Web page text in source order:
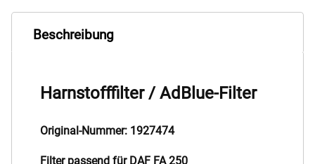
Beschreibung
Harnstofffilter / AdBlue-Filter
Original-Nummer: 1927474
Filter passend für DAF FA 250